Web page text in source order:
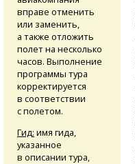
вправе отменить
или заменить,
а также отложить
полет на несколько
часов. Выполнение
программы тура
корректируется
в соответствии
с полетом.
Гид: имя гида,
указанное
в описании тура,